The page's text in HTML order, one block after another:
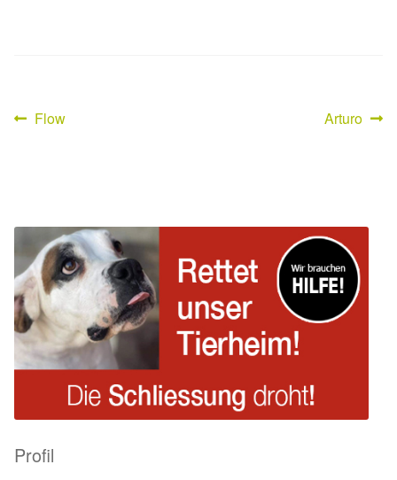
Beitragsnavigation
Vorheriger
Flow
Nächster
Arturo
Profil